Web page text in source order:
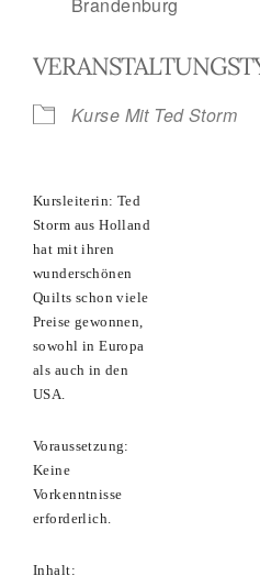
Kurse Mit Ted Storm
Kursleiterin: Ted
Storm aus Holland
hat mit ihren
wunderschönen
Quilts schon viele
Preise gewonnen,
sowohl in Europa
als auch in den
USA.
Voraussetzung:
Keine
Vorkenntnisse
erforderlich.
Inhalt: